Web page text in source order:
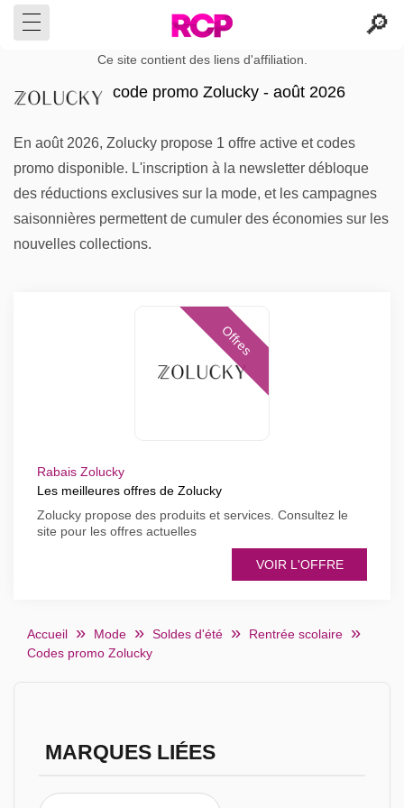
Ce site contient des liens d'affiliation.
code promo Zolucky - août 2026
En août 2026, Zolucky propose 1 offre active et codes
promo disponible. L'inscription à la newsletter débloque
des réductions exclusives sur la mode, et les campagnes
saisonnières permettent de cumuler des économies sur les
nouvelles collections.
Offres
Rabais Zolucky
Les meilleures offres de Zolucky
Zolucky propose des produits et services. Consultez le
site pour les offres actuelles
VOIR L'OFFRE
Accueil Mode Soldes d'été
Rentrée scolaire
Codes promo Zolucky
MARQUES LIÉES